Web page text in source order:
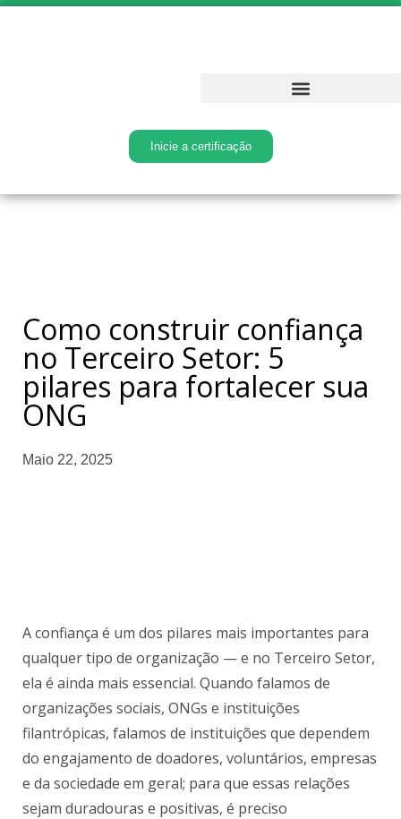
Inicie a certificação
Como construir confiança
no Terceiro Setor: 5
pilares para fortalecer sua
ONG
Maio 22, 2025
A confiança é um dos pilares mais importantes para
qualquer tipo de organização — e no Terceiro Setor,
ela é ainda mais essencial. Quando falamos de
organizações sociais, ONGs e instituições
filantrópicas, falamos de instituições que dependem
do engajamento de doadores, voluntários, empresas
e da sociedade em geral; para que essas relações
sejam duradouras e positivas, é preciso